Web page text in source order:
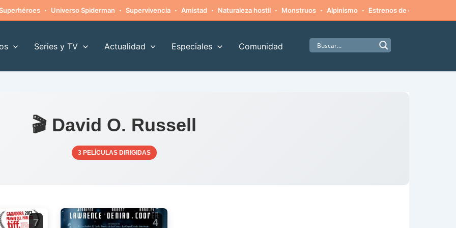
· Universo Spiderman · Supervivencia · Amistad · Naturaleza hostil · Monstruos · Alpinismo · Estrenos de cine
Series y TV Actualidad Especiales Comunidad
🎬 David O. Russell
3 PELÍCULAS DIRIGIDAS
7 4